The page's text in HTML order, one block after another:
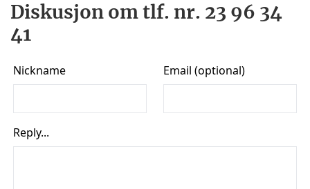
Diskusjon om tlf. nr. 23 96 34
41